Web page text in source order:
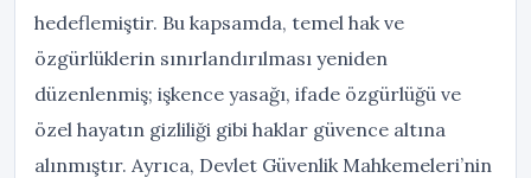
hedeflemiştir. Bu kapsamda, temel hak ve
özgürlüklerin sınırlandırılması yeniden
düzenlenmiş; işkence yasağı, ifade özgürlüğü ve
özel hayatın gizliliği gibi haklar güvence altına
alınmıştır. Ayrıca, Devlet Güvenlik Mahkemeleri’nin